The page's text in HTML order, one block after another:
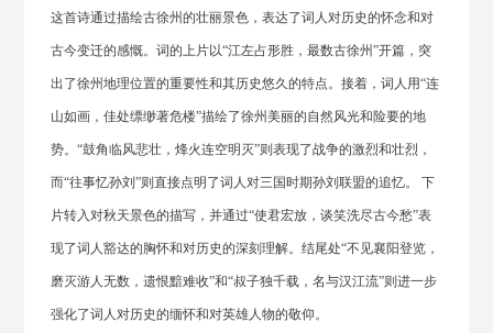
这首诗通过描绘古徐州的壮丽景色，表达了词人对历史的怀念和对
古今变迁的感慨。词的上片以“江左占形胜，最数古徐州”开篇，突
出了徐州地理位置的重要性和其历史悠久的特点。接着，词人用“连
山如画，佳处缥缈著危楼”描绘了徐州美丽的自然风光和险要的地
势。“鼓角临风悲壮，烽火连空明灭”则表现了战争的激烈和壮烈，
而“往事忆孙刘”则直接点明了词人对三国时期孙刘联盟的追忆。 下
片转入对秋天景色的描写，并通过“使君宏放，谈笑洗尽古今愁”表
现了词人豁达的胸怀和对历史的深刻理解。结尾处“不见襄阳登览，
磨灭游人无数，遗恨黯难收”和“叔子独千载，名与汉江流”则进一步
强化了词人对历史的缅怀和对英雄人物的敬仰。